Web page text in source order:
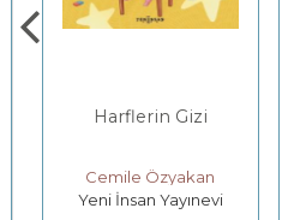
Harflerin Gizi
Cemile Özyakan
Yeni İnsan Yayınevi